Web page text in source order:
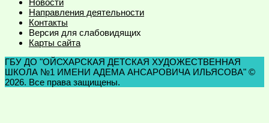
Новости
Направления деятельности
Контакты
Версия для слабовидящих
Карты сайта
ГБУ ДО "ОЙСХАРСКАЯ ДЕТСКАЯ ХУДОЖЕСТВЕННАЯ
ШКОЛА №1 ИМЕНИ АДЕМА АНСАРОВИЧА ИЛЬЯСОВА" ©
2026. Все права защищены.